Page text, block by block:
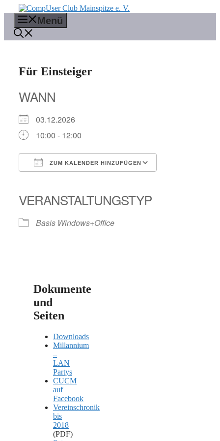
Inhalt
springen
Menü
Für Einsteiger
WANN
03.12.2026
10:00 - 12:00
ZUM KALENDER HINZUFÜGEN
VERANSTALTUNGSTYP
Basis Windows+Office
Dokumente
und
Seiten
Downloads
Millannium
–
LAN
Partys
CUCM
auf
Facebook
Vereinschronik
bis
2018
(PDF)